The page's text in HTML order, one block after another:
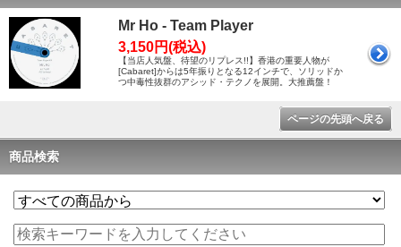
Mr Ho - Team Player
3,150円(税込)
【当店人気盤、待望のリプレス!!】香港の重要人物が
[Cabaret]からは5年振りとなる12インチで、ソリッドか
つ中毒性抜群のアシッド・テクノを展開。大推薦盤！
ページの先頭へ戻る
商品検索